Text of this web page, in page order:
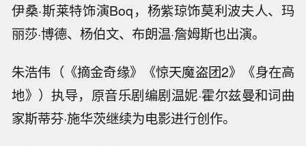
伊桑·斯莱特饰演Boq，杨紫琼饰莫利波夫人、玛
丽莎·博德、杨伯文、布朗温·詹姆斯也出演。
朱浩伟（《摘金奇缘》《惊天魔盗团2》《身在高
地》）执导，原音乐剧编剧温妮·霍尔兹曼和词曲
家斯蒂芬·施华茨继续为电影进行创作。